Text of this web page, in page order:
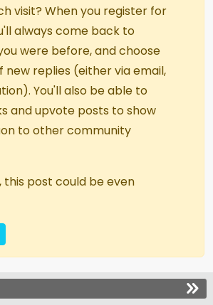
visit? When you register for
always come back to
were before, and choose
new replies (either via email,
You'll also be able to
and upvote posts to show
to other community
this post could be even